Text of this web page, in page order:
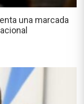
una marcada